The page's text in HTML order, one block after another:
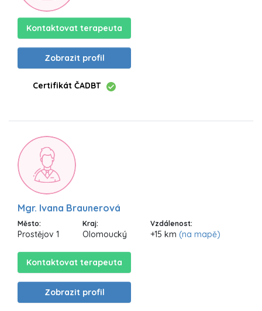
Kontaktovat terapeuta
Zobrazit profil
Certifikát ČADBT
Mgr. Ivana Braunerová
Město:
Prostějov 1
Kraj:
Olomoucký
Vzdálenost:
+15 km (na mapě)
Kontaktovat terapeuta
Zobrazit profil